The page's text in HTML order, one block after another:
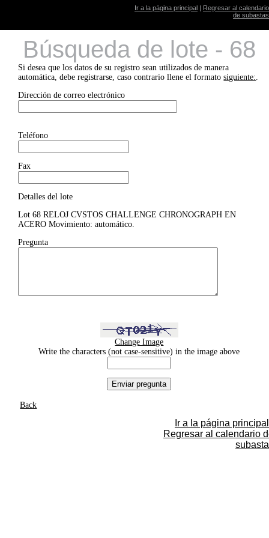
Ir a la página principal | Regresar al calendario
de subastas
Búsqueda de lote - 68
Si desea que los datos de su registro sean utilizados de manera
automática, debe registrarse, caso contrario llene el formatosiguiente:.
Dirección de correo electrónico
Teléfono
Fax
Detalles del lote
Lot 68 RELOJ CVSTOS CHALLENGE CHRONOGRAPH EN
ACERO Movimiento: automático.
Pregunta
Change Image
Write the characters (not case-sensitive) in the image above
Back
Ir a la página principal
Regresar al calendario